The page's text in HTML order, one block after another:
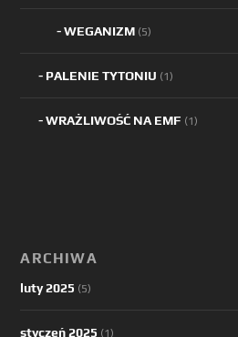
WEGANIZM (5)
PALENIE TYTONIU (1)
WRAŻLIWOŚĆ NA EMF (1)
ARCHIWA
luty 2025 (5)
styczeń 2025 (1)